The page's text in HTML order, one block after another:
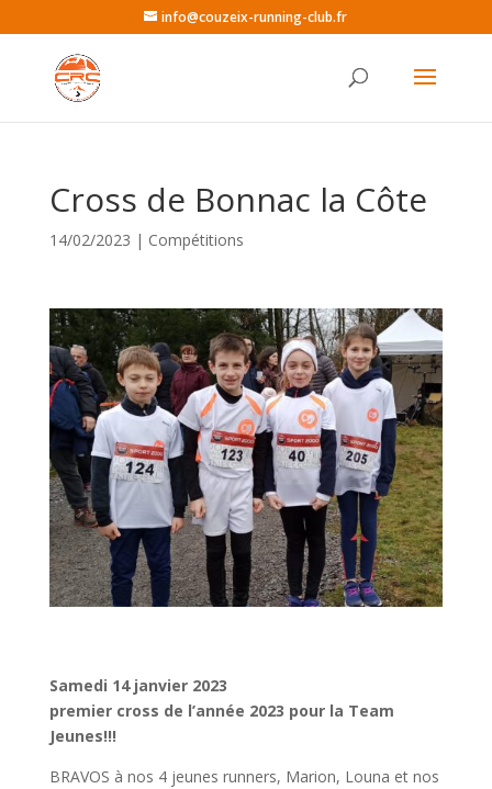
info@couzeix-running-club.fr
Cross de Bonnac la Côte
14/02/2023 | Compétitions
Samedi 14 janvier 2023
premier cross de l’année 2023 pour la Team
Jeunes!!!
BRAVOS à nos 4 jeunes runners, Marion, Louna et nos